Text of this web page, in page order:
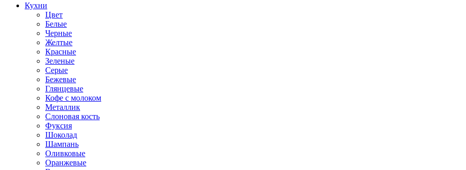
Кухни
Цвет
Белые
Черные
Желтые
Красные
Зеленые
Серые
Бежевые
Глянцевые
Кофе с молоком
Металлик
Слоновая кость
Фуксия
Шоколад
Шампань
Оливковые
Оранжевые